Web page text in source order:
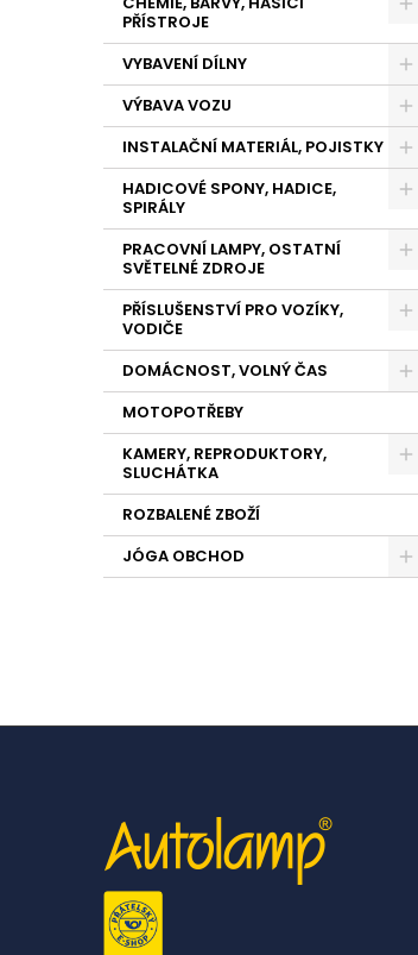
PŘÍSTROJE
VYBAVENÍ DÍLNY
VÝBAVA VOZU
INSTALAČNÍ MATERIÁL, POJISTKY
HADICOVÉ SPONY, HADICE,
SPIRÁLY
PRACOVNÍ LAMPY, OSTATNÍ
SVĚTELNÉ ZDROJE
PŘÍSLUŠENSTVÍ PRO VOZÍKY,
VODIČE
DOMÁCNOST, VOLNÝ ČAS
MOTOPOTŘEBY
KAMERY, REPRODUKTORY,
SLUCHÁTKA
ROZBALENÉ ZBOŽÍ
JÓGA OBCHOD